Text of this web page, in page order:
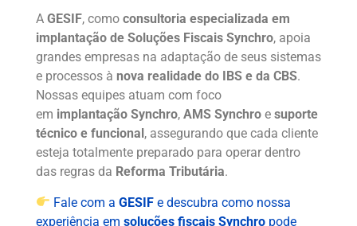
A GESIF, como consultoria especializada em
implantação de Soluções Fiscais Synchro, apoia
grandes empresas na adaptação de seus sistemas
e processos à nova realidade do IBS e da CBS.
Nossas equipes atuam com foco
em implantação Synchro, AMS Synchro e suporte
técnico e funcional , assegurando que cada cliente
esteja totalmente preparado para operar dentro
das regras da Reforma Tributária.
Fale com aGESIF e descubra como nossa
experiência em soluções fiscais Synchro pode